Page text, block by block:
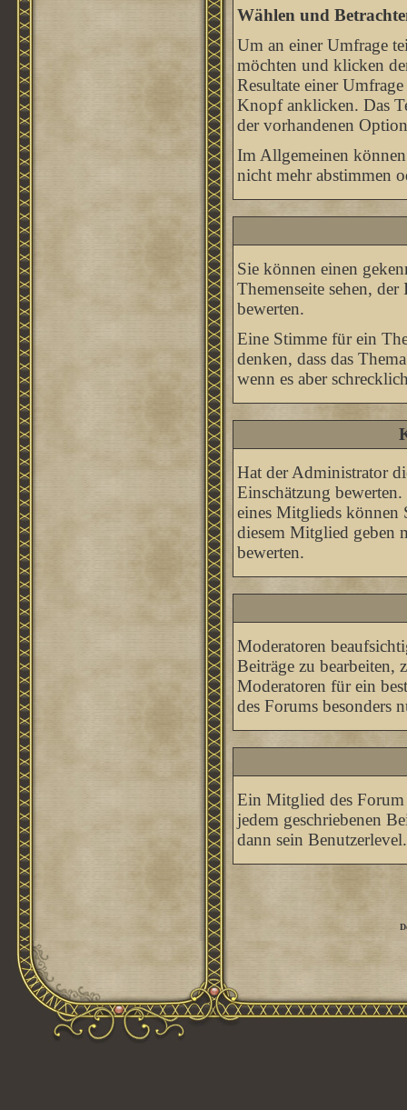
Wählen und
Um an einer Umfrage
möchten und klicken
Resultate einer
Knopf anklicken. Das
der vorhandenen
Im Allgemeinen
nicht mehr abstimmen
Sie können einen
Themenseite sehen,
bewerten.
Eine Stimme für ein
denken, dass das
wenn es aber
Hat der Administrator
Einschätzung
eines Mitglieds können
diesem Mitglied geben
bewerten.
Moderatoren
Beiträge zu bearbeiten,
Moderatoren für ein
des Forums besonders
Ein Mitglied des Forum
jedem geschriebenen
dann sein Benutzerlevel.